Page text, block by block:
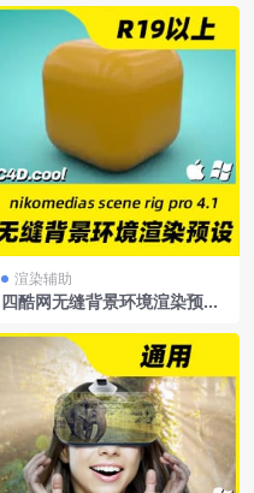
vert1.5.2材质转换脚本中文汉
渲染辅助
四酷网无缝背景环境渲染预设